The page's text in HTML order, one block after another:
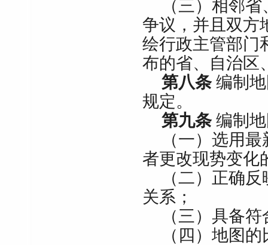
（三）相邻
争议，并且双方
绘行政主管部门
布的省、自治区
第八条编制地
规定。
第九条编制地
（一）选用
者更改现势变化
（二）正确
关系；
（三）具备
（四）地图